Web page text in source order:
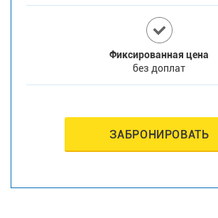
Фиксированная цена
без доплат
ЗАБРОНИРОВАТЬ